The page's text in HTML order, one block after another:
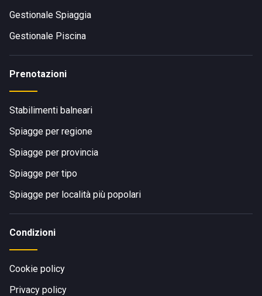
Gestionale Spiaggia
Gestionale Piscina
Prenotazioni
Stabilimenti balneari
Spiagge per regione
Spiagge per provincia
Spiagge per tipo
Spiagge per località più popolari
Condizioni
Cookie policy
Privacy policy